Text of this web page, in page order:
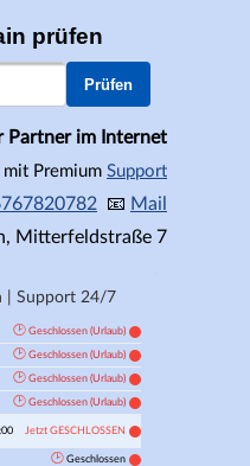
| Support 24/7
🕑 Geschlossen (Urlaub)
🕑 Geschlossen (Urlaub)
🕑 Geschlossen (Urlaub)
🕑 Geschlossen (Urlaub)
Jetzt GESCHLOSSEN
🕑 Geschlossen
prüfen
Prüfen
Partner im Internet
Premium Support
📧 Mail
Mitterfeldstraße 7